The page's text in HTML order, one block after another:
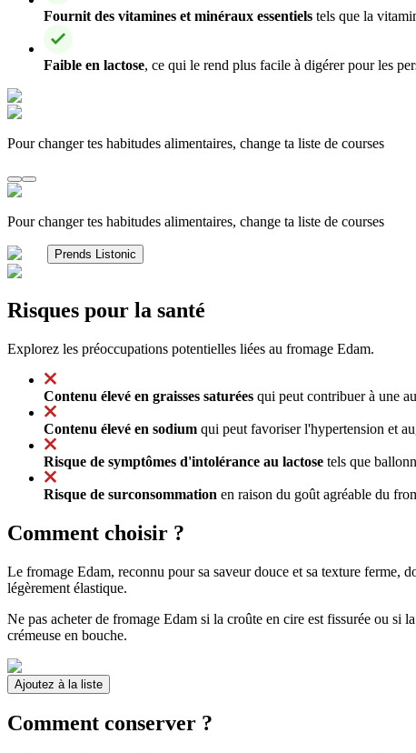
Fournit des vitamines et minéraux essentiels tels que la
Faible en lactose, ce qui le rend plus facile à digérer pour les
Pour changer tes habitudes alimentaires, change ta liste de courses
Pour changer tes habitudes alimentaires, change ta liste de courses
Prends Listonic
Risques pour la santé
Explorez les préoccupations potentielles liées au fromage Edam.
Contenu élevé en graisses saturées qui peut contribuer à une
Contenu élevé en sodium qui peut favoriser l'hypertension et
Risque de symptômes d'intolérance au lactose tels que
Risque de surconsommation en raison du goût agréable du
Comment choisir ?
Le fromage Edam, reconnu pour sa saveur douce et sa texture ferme,
légèrement élastique.
Ne pas acheter de fromage Edam si la croûte en cire est fissurée ou si
crémeuse en bouche.
Ajoutez à la liste
Comment conserver ?